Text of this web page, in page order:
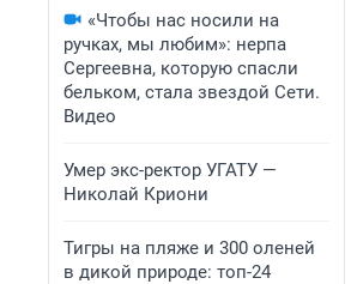
«Чтобы нас носили на
ручках, мы любим»: нерпа
Сергеевна, которую спасли
бельком, стала звездой Сети.
Видео
Умер экс-ректор УГАТУ —
Николай Криони
Тигры на пляже и 300 оленей
в дикой природе: топ-24